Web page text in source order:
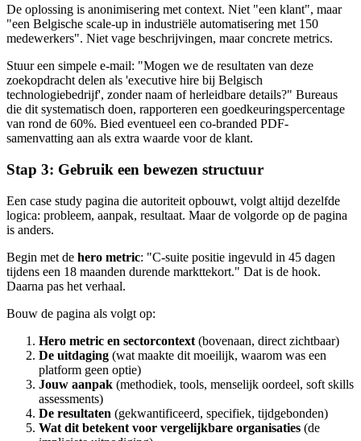
De oplossing is anonimisering met context. Niet "een klant", maar
"een Belgische scale-up in industriële automatisering met 150
medewerkers". Niet vage beschrijvingen, maar concrete metrics.
Stuur een simpele e-mail: "Mogen we de resultaten van deze
zoekopdracht delen als 'executive hire bij Belgisch
technologiebedrijf', zonder naam of herleidbare details?" Bureaus
die dit systematisch doen, rapporteren een goedkeuringspercentage
van rond de 60%. Bied eventueel een co-branded PDF-
samenvatting aan als extra waarde voor de klant.
Stap 3: Gebruik een bewezen structuur
Een case study pagina die autoriteit opbouwt, volgt altijd dezelfde
logica: probleem, aanpak, resultaat. Maar de volgorde op de pagina
is anders.
Begin met de hero metric: "C-suite positie ingevuld in 45 dagen
tijdens een 18 maanden durende markttekort." Dat is de hook.
Daarna pas het verhaal.
Bouw de pagina als volgt op:
Hero metric en sectorcontext (bovenaan, direct zichtbaar)
De uitdaging (wat maakte dit moeilijk, waarom was een
platform geen optie)
Jouw aanpak (methodiek, tools, menselijk oordeel, soft skills
assessments)
De resultaten (gekwantificeerd, specifiek, tijdgebonden)
Wat dit betekent voor vergelijkbare organisaties (de